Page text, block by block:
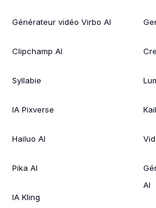
Générateur vidéo Virbo AI
Clipchamp AI
Syllabie
IA Pixverse
Hailuo AI
Pika AI
IA Kling
AI